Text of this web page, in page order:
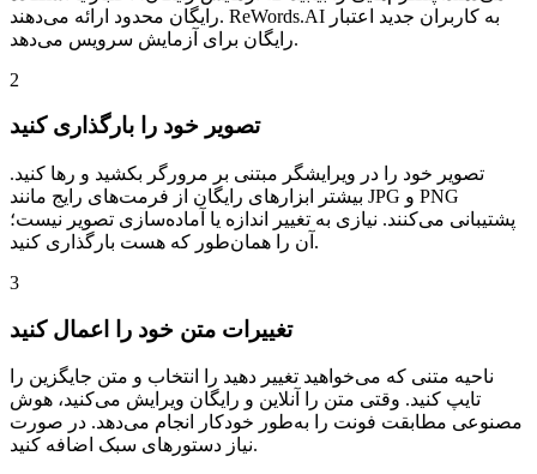
رایگان محدود ارائه می‌دهند. ReWords.AI به کاربران جدید اعتبار
رایگان برای آزمایش سرویس می‌دهد.
2
تصویر خود را بارگذاری کنید
تصویر خود را در ویرایشگر مبتنی بر مرورگر بکشید و رها کنید.
بیشتر ابزارهای رایگان از فرمت‌های رایج مانند JPG و PNG
پشتیبانی می‌کنند. نیازی به تغییر اندازه یا آماده‌سازی تصویر نیست؛
آن را همان‌طور که هست بارگذاری کنید.
3
تغییرات متن خود را اعمال کنید
ناحیه متنی که می‌خواهید تغییر دهید را انتخاب و متن جایگزین را
تایپ کنید. وقتی متن را آنلاین و رایگان ویرایش می‌کنید، هوش
مصنوعی مطابقت فونت را به‌طور خودکار انجام می‌دهد. در صورت
نیاز دستورهای سبک اضافه کنید.